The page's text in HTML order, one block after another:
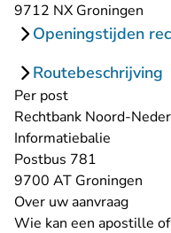
9712 NX Groningen
Openingstijden
Routebeschrijving
Per post
Rechtbank Noord-
Informatiebalie
Postbus 781
9700 AT Groningen
Over uw aanvraag
Wie kan een apostille